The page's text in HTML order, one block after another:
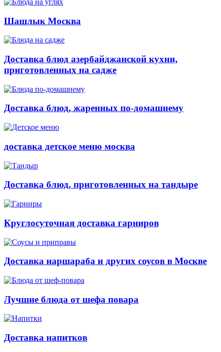
Шашлык Москва
Доставка блюд азербайджанской кухни,
приготовленных на садже
Доставка блюд, жаренных по-домашнему
доставка детское меню москва
Доставка блюд, приготовленных на тандыре
Круглосуточная доставка гарниров
Доставка наршараба и других соусов в Москве
Лучшие блюда от шефа повара
Доставка напитков